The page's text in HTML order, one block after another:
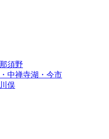
須野
中禅寺湖・今市
俣